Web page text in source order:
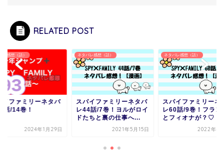
RELATED POST
バレ感想（話）
イファミリーネタバ
話/7巻！ヨルがロイ
2021年5月15日
ネタバレ感想（話）
スパイファミリーネタバ
レ60話/9巻！フランキー
とフィオナが？♡
2022年4月19日
ネタバレ感想（話）
スパイファミリー
レ93話/14巻！
2024年1